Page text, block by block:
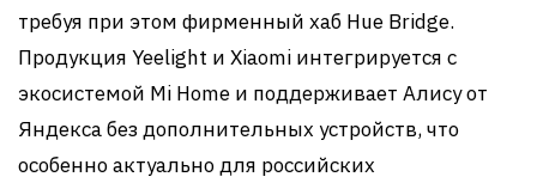
требуя при этом фирменный хаб Hue Bridge.
Продукция Yeelight и Xiaomi интегрируется с
экосистемой Mi Home и поддерживает Алису от
Яндекса без дополнительных устройств, что
особенно актуально для российских